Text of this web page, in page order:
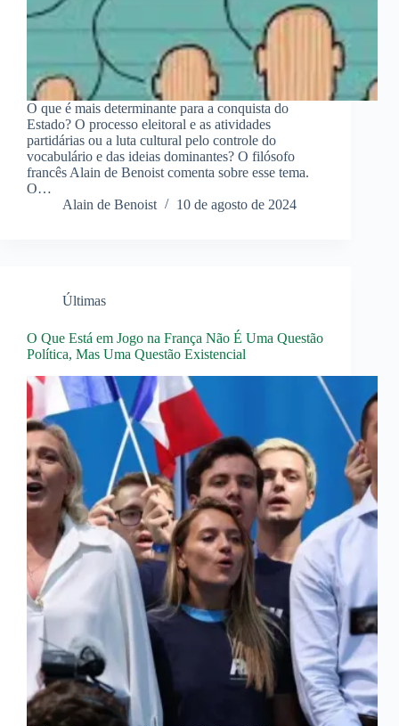
O que é mais determinante para a conquista do
Estado? O processo eleitoral e as atividades
partidárias ou a luta cultural pelo controle do
vocabulário e das ideias dominantes? O filósofo
francês Alain de Benoist comenta sobre esse tema.
O…
Alain de Benoist
10 de agosto de 2024
Últimas
O Que Está em Jogo na França Não É Uma Questão
Política, Mas Uma Questão Existencial